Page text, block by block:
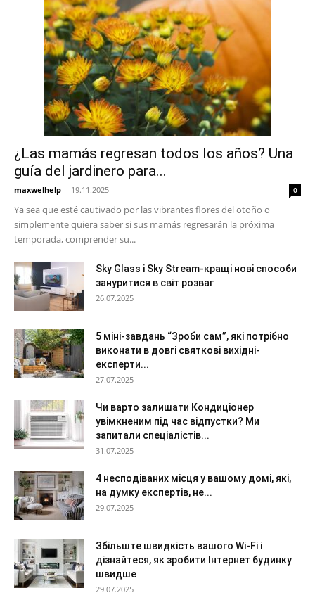
¿Las mamás regresan todos los años? Una
guía del jardinero para...
maxwelhelp - 19.11.2025 0
Ya sea que esté cautivado por las vibrantes flores del otoño o
simplemente quiera saber si sus mamás regresarán la próxima
temporada, comprender su...
Sky Glass і Sky Stream-кращі нові способи
зануритися в світ розваг
26.07.2025
5 міні-завдань “Зроби сам”, які потрібно
виконати в довгі святкові вихідні-
експерти...
27.07.2025
Чи варто залишати Кондиціонер
увімкненим під час відпустки? Ми
запитали спеціалістів...
31.07.2025
4 несподіваних місця у вашому домі, які,
на думку експертів, не...
29.07.2025
Збільште швидкість вашого Wi-Fi і
дізнайтеся, як зробити Інтернет будинку
швидше
29.07.2025